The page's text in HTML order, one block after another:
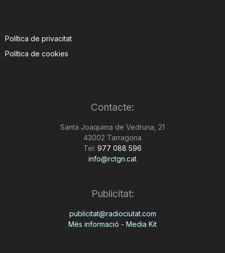
Política de privacitat
Política de cookies
Contacte:
Santa Joaquima de Vedruna, 21
43002 Tarragona
Tel: 977 088 596
info@rctgn.cat
Publicitat:
publicitat@radiociutat.com
Més informació - Media Kit